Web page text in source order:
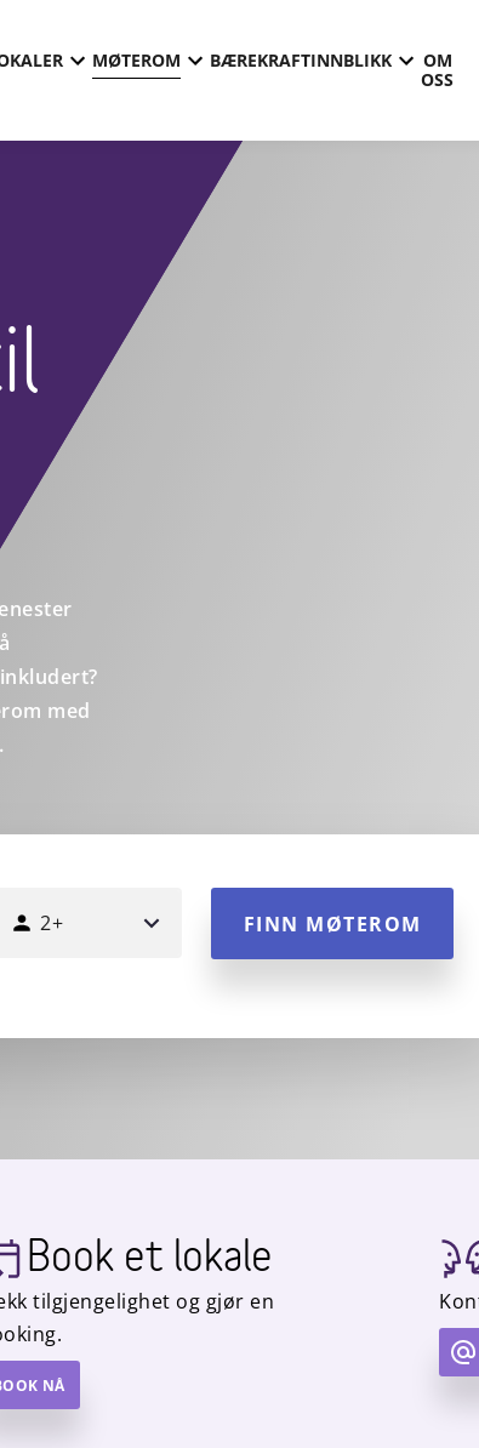
MØTEROM BÆREKRAFTINNBLIKK
OM
OSS
med
2+ FINN MØTEROM
Book et lokale
tilgjengelighet og gjør en
NÅ